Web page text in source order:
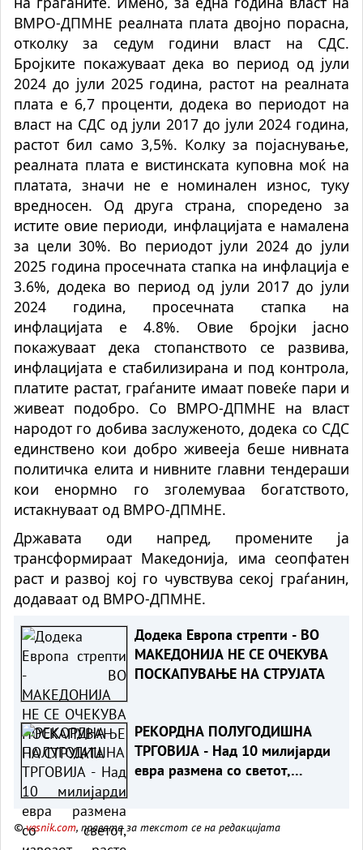
ВМРО-ДПМНЕ реалната плата двојно порасна,
отколку за седум години власт на СДС.
Бројките покажуваат дека во период од јули
2024 до јули 2025 година, растот на реалната
плата е 6,7 проценти, додека во периодот на
власт на СДС од јули 2017 до јули 2024 година,
растот бил само 3,5%. Колку за појаснување,
реалната плата е вистинската куповна моќ на
платата, значи не е номинален износ, туку
вредносен. Од друга страна, споредено за
истите овие периоди, инфлацијата е намалена
за цели 30%. Во периодот јули 2024 до јули
2025 година просечната стапка на инфлација е
3.6%, додека во период од јули 2017 до јули
2024 година, просечната стапка на
инфлацијата е 4.8%. Овие бројки јасно
покажуваат дека стопанството се развива,
инфлацијата е стабилизирана и под контрола,
платите растат, граѓаните имаат повеќе пари и
живеат подобро. Со ВМРО-ДПМНЕ на власт
народот го добива заслуженото, додека со СДС
единствено кои добро живееја беше нивната
политичка елита и нивните главни тендераши
кои енормно го зголемуваа богатството,
истакнуваат од ВМРО-ДПМНЕ.
Државата оди напред, промените ја
трансформираат Македонија, има сеопфатен
раст и развој кој го чувствува секој граѓанин,
додаваат од ВМРО-ДПМНЕ.
Додека Европа стрепти - ВО
МАКЕДОНИЈА НЕ СЕ ОЧЕКУВА
ПОСКАПУВАЊЕ НА СТРУЈАТА
РЕКОРДНА ПОЛУГОДИШНА
ТРГОВИЈА - Над 10 милијарди
евра размена со светот,
©vesnik.com, правата за текстот се на редакцијата